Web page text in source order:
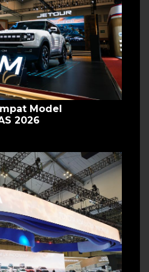
Model
2026